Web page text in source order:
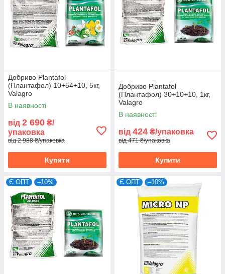
Добриво Plantafol
(Плантафол) 10+54+10, 5кг,
Valagro
В наявності
від 2 690 ₴/
упаковка
від 2 988 ₴/упаковка
Купити
Добриво Plantafol
(Плантафол) 30+10+10, 1кг,
Valagro
В наявності
від 424 ₴/упаковка
від 471 ₴/упаковка
Купити
Є ОПТ –10% Є ОПТ –10%